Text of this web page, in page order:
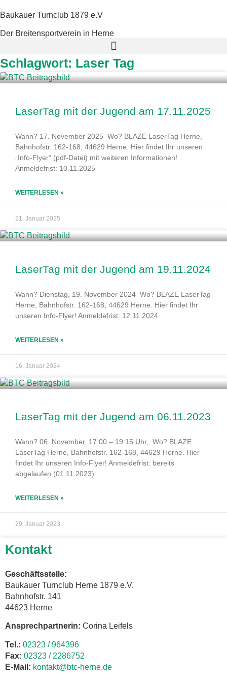
Baukauer Turnclub 1879 e.V
Der Breitensportverein in Herne
Schlagwort: Laser Tag
LaserTag mit der Jugend am 17.11.2025
Wann? 17. November 2025 Wo? BLAZE LaserTag Herne,
Bahnhofstr. 162-168, 44629 Herne. Hier findet Ihr unseren
„Info-Flyer“ (pdf-Datei) mit weiteren Informationen!
Anmeldefrist: 10.11.2025
WEITERLESEN »
21. Januar 2025
LaserTag mit der Jugend am 19.11.2024
Wann? Dienstag, 19. November 2024 Wo? BLAZE LaserTag
Herne, Bahnhofstr. 162-168, 44629 Herne. Hier findet Ihr
unseren Info-Flyer! Anmeldefrist: 12.11.2024
WEITERLESEN »
16. Januar 2024
LaserTag mit der Jugend am 06.11.2023
Wann? 06. November, 17:00 – 19:15 Uhr, Wo? BLAZE
LaserTag Herne, Bahnhofstr. 162-168, 44629 Herne. Hier
findet Ihr unseren Info-Flyer! Anmeldefrist: bereits
abgelaufen (01.11.2023)
WEITERLESEN »
29. Januar 2023
Kontakt
Geschäftsstelle:
Baukauer Turnclub Herne 1879 e.V.
Bahnhofstr. 141
44623 Herne
Ansprechpartnerin: Corina Leifels
Tel.: 02323 / 964396
Fax: 02323 / 2286752
E-Mail: kontakt@btc-herne.de